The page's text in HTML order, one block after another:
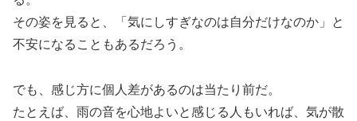
その姿を見ると、「気にしすぎなのは自分だけなのか」と
不安になることもあるだろう。
でも、感じ方に個人差があるのは当たり前だ。
たとえば、雨の音を心地よいと感じる人もいれば、気が散